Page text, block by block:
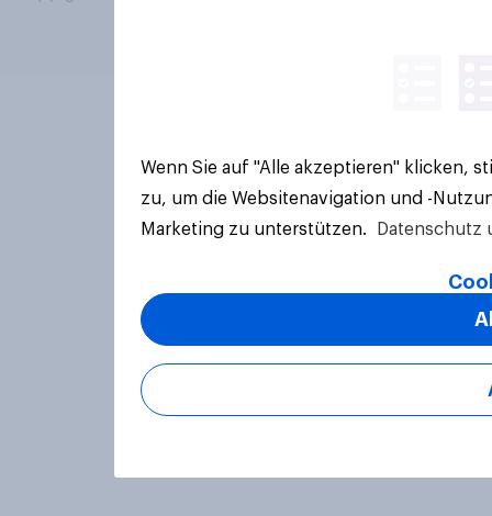
Wenn Sie auf "Alle akzeptieren" klicken,
zu, um die Websitenavigation und -
Marketing zu unterstützen.
Datenschutz